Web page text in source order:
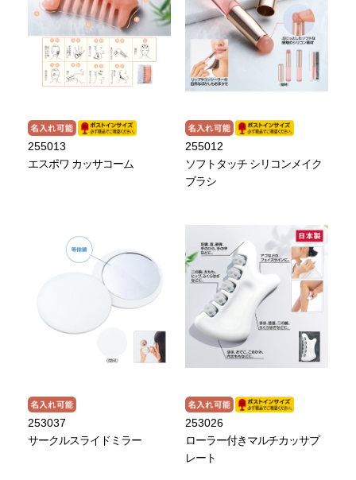
255013
エスポワ カッサコーム
255012
ソフトタッチ シリコンメイク
ブラシ
253037
サークルスライドミラー
253026
ローラー付きマルチカッサプ
レート